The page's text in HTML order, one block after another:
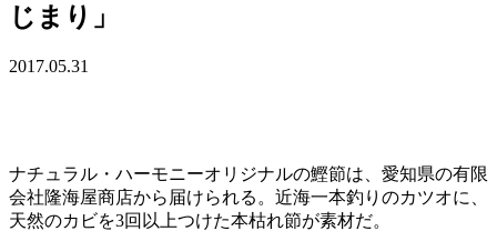
じまり」
2017.05.31
ナチュラル・ハーモニーオリジナルの鰹節は、愛知県の有限
会社隆海屋商店から届けられる。近海一本釣りのカツオに、
天然のカビを3回以上つけた本枯れ節が素材だ。